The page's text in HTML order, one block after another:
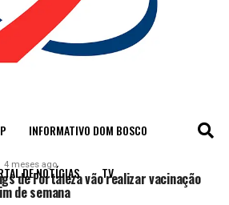
INFORMATIVO DOM BOSCO
DE NOTÍCIAS TV
"grupo prioritário"
4 meses ago
de Fortaleza vão realizar vacinação
de semana